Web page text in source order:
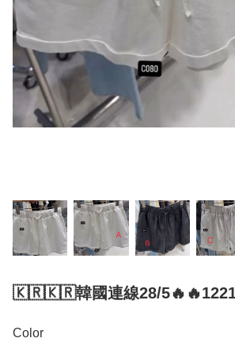
🇰🇷🇰🇷韓國連線28/
Color